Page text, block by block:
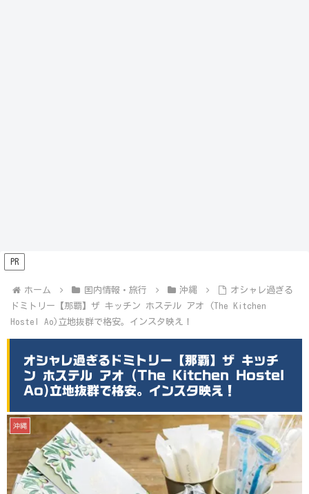
PR
ホーム 国内情報・旅行 沖縄
オシャレ過ぎる
ドミトリー【那覇】ザ キッチン ホステル アオ (The Kitchen
Hostel Ao)立地抜群で格安。インスタ映え！
オシャレ過ぎるドミトリー【那覇】ザ キッチ
ン ホステル アオ (The Kitchen Hostel
Ao)立地抜群で格安。インスタ映え！
沖縄